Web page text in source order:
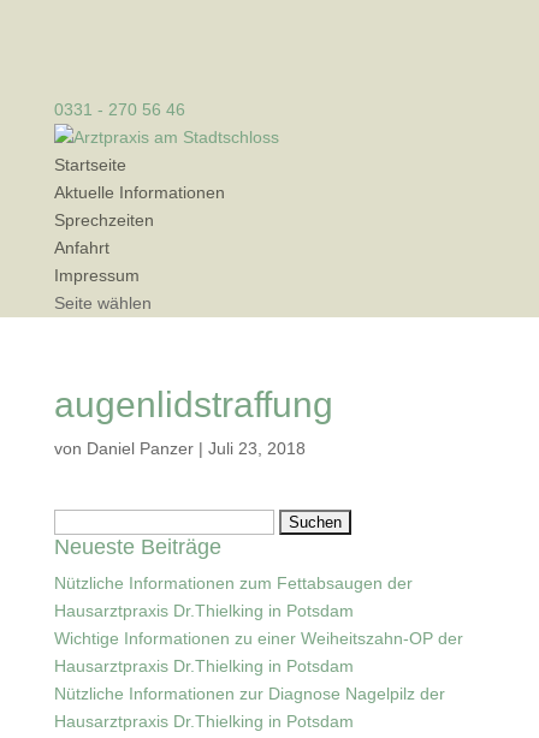
0331 - 270 56 46
Startseite
Aktuelle Informationen
Sprechzeiten
Anfahrt
Impressum
Seite wählen
augenlidstraffung
von Daniel Panzer| Juli 23, 2018
nach:
Neueste Beiträge
Nützliche Informationen zum Fettabsaugen der
Hausarztpraxis Dr.Thielking in Potsdam
Wichtige Informationen zu einer Weiheitszahn-OP der
Hausarztpraxis Dr.Thielking in Potsdam
Nützliche Informationen zur Diagnose Nagelpilz der
Hausarztpraxis Dr.Thielking in Potsdam